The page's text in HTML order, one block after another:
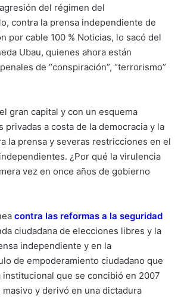
del régimen del
contra la prensa independiente de
por cable 100 % Noticias, lo sacó del
Ubau, quienes ahora están
de “conspiración”, “terrorismo”
gran capital y con un esquema
a costa de la democracia y la
la prensa y severas restricciones en el
¿Por qué la virulencia
vez en once años de gobierno
contra las reformas a la seguridad
ciudadana de elecciones libres y la
independiente y en la
de empoderamiento ciudadano que
que se concibió en 2007
y derivó en una dictadura